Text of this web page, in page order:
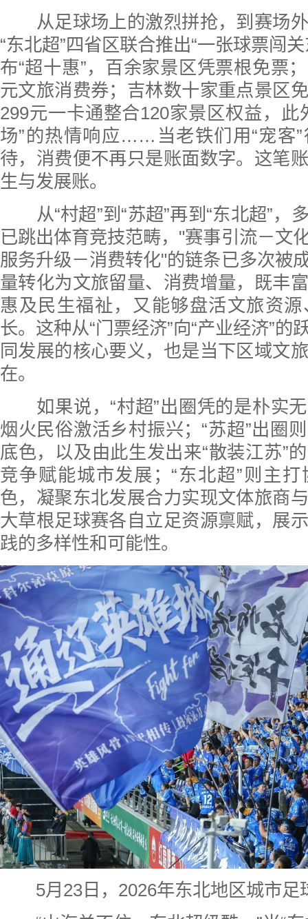
从足球场上的激烈拼抢，到赛场外
“东北超”四省区联合推出“一张球票闯
布“超十惠”，百余家景区凭票根免票
元文旅消费券；吉林数十家重点景区
299元一卡通整合120家景区权益，此
场”的热情响应……当老铁们用“宠客
待，消费便不再只是账面数字。这笔
生与发展账。
从“村超”到“苏超”再到“东北超”，
已跳出体育竞技范畴，"赛事引流－文
服务升级－消费转化"的链条已多次被
量转化为文旅留量、消费增量，既丰
惠及民生福祉，又能够盘活文旅资
长。这种从“门票经济”向“产业经济”的
同发展的核心要义，也是当下区域文
在。
如果说，“村超”出圈凭的是朴实无
烟火民俗激活乡村振兴；“苏超”出圈
底色，以及由此生发出来“散装江苏”
竞争赋能城市发展；“东北超”则主
色，凝聚东北发展合力实现文体旅商
大草根足球赛各自立足资源禀赋，展
践的多样性和可能性。
5月23日，2026年东北地区城市足